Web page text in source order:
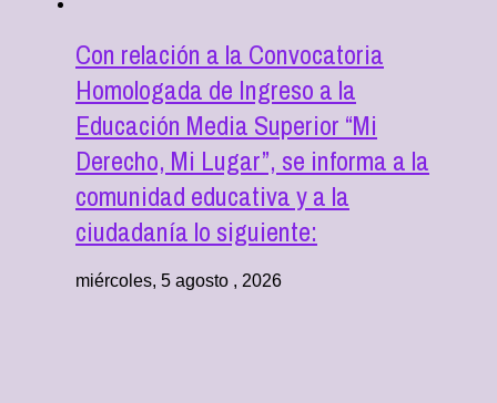
Con relación a la Convocatoria
Homologada de Ingreso a la
Educación Media Superior “Mi
Derecho, Mi Lugar”, se informa a la
comunidad educativa y a la
ciudadanía lo siguiente:
miércoles, 5 agosto , 2026